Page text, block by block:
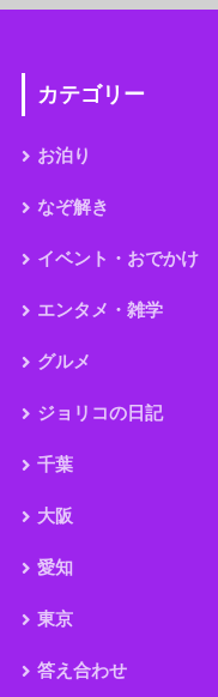
カテゴリー
お泊り
なぞ解き
イベント・おでかけ
エンタメ・雑学
グルメ
ジョリコの日記
千葉
大阪
愛知
東京
答え合わせ